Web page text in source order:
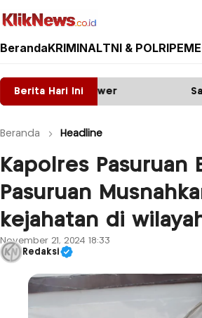
Kliknews.co.id
BerandaKRIMINALTNI & POLRI
Berita Hari Ini Satpas Prototype
Beranda Headline
Kapolres Pasuruan
Pasuruan
kejahatan di
November 21, 2024 18:33
Redaksi